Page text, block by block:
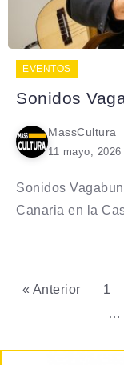
EVENTOS
Sonidos
MassCultura
11 mayo, 2026
Sonidos
Canaria en la
« Anterior 1
…